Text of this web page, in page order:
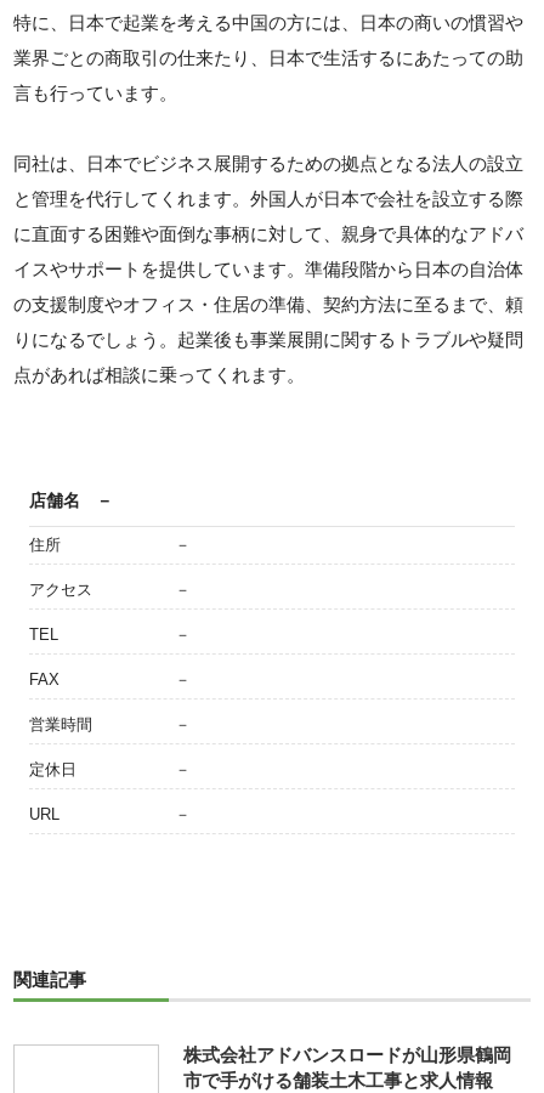
特に、日本で起業を考える中国の方には、日本の商いの慣習や
業界ごとの商取引の仕来たり、日本で生活するにあたっての助
言も行っています。
同社は、日本でビジネス展開するための拠点となる法人の設立
と管理を代行してくれます。外国人が日本で会社を設立する際
に直面する困難や面倒な事柄に対して、親身で具体的なアドバ
イスやサポートを提供しています。準備段階から日本の自治体
の支援制度やオフィス・住居の準備、契約方法に至るまで、頼
りになるでしょう。起業後も事業展開に関するトラブルや疑問
点があれば相談に乗ってくれます。
店舗名 －
住所 －
アクセス －
TEL －
FAX －
営業時間 －
定休日 －
URL －
関連記事
株式会社アドバンスロードが山形県鶴岡
市で手がける舗装土木工事と求人情報